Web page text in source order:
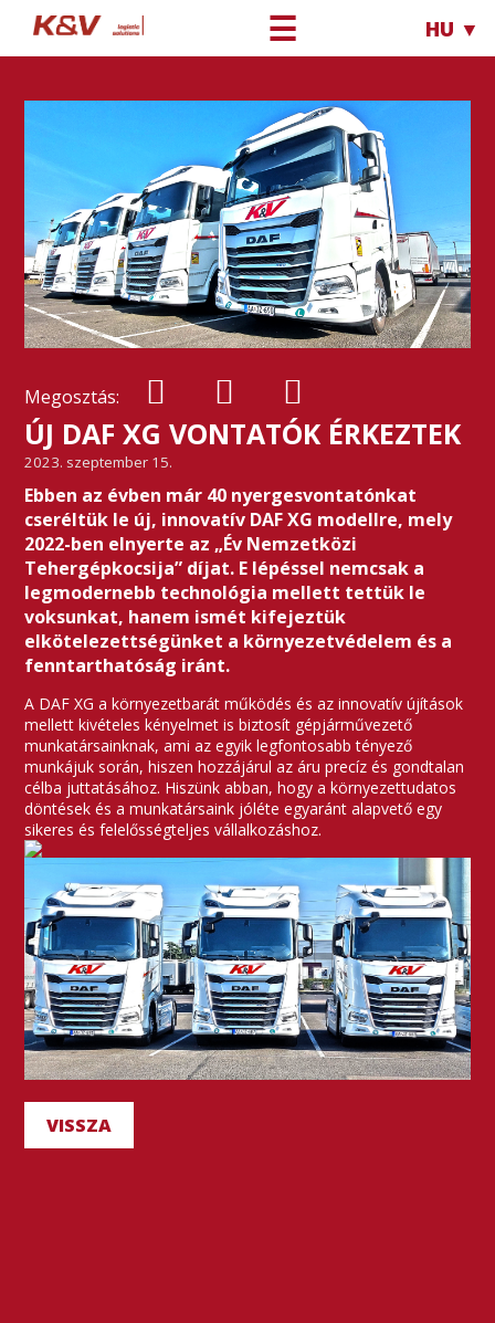
☰ HU ▼
Megosztás:
ÚJ DAF XG VONTATÓK ÉRKEZTEK
2023. szeptember 15.
Ebben az évben már 40 nyergesvontatónkat
cseréltük le új, innovatív DAF XG modellre, mely
2022-ben elnyerte az „Év Nemzetközi
Tehergépkocsija” díjat. E lépéssel nemcsak a
legmodernebb technológia mellett tettük le
voksunkat, hanem ismét kifejeztük
elkötelezettségünket a környezetvédelem és a
fenntarthatóság iránt.
A DAF XG a környezetbarát működés és az innovatív újítások
mellett kivételes kényelmet is biztosít gépjárművezető
munkatársainknak, ami az egyik legfontosabb tényező
munkájuk során, hiszen hozzájárul az áru precíz és gondtalan
célba juttatásához. Hiszünk abban, hogy a környezettudatos
döntések és a munkatársaink jóléte egyaránt alapvető egy
sikeres és felelősségteljes vállalkozáshoz.
VISSZA